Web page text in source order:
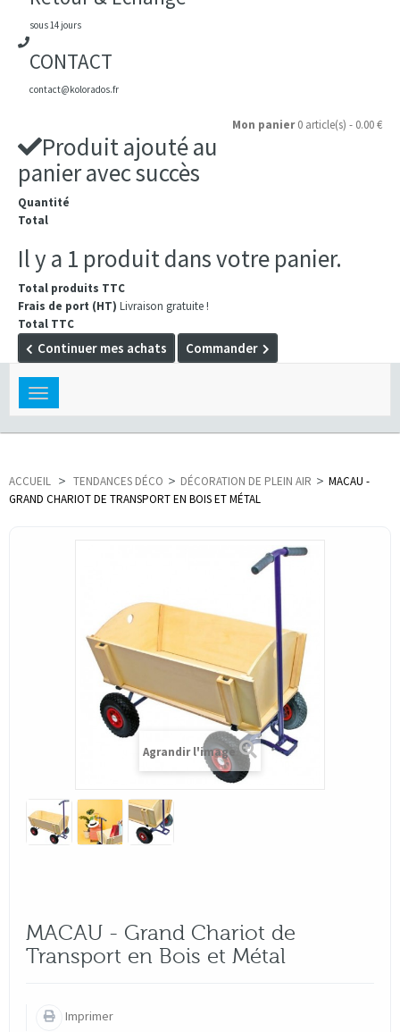
sous 14 jours
CONTACT
contact@kolorados.fr
Mon panier 0 article(s) - 0.00 €
Produit ajouté au
panier avec succès
Quantité
Total
Il y a 1 produit dans votre panier.
Total produits TTC
Frais de port (HT) Livraison gratuite !
Total TTC
Continuer mes achats Commander
Toggle
navigation
ACCUEIL > TENDANCES DÉCO > DÉCORATION DE PLEIN AIR > MACAU -
GRAND CHARIOT DE TRANSPORT EN BOIS ET MÉTAL
Agrandir l'image
MACAU - Grand Chariot de
Transport en Bois et Métal
Imprimer